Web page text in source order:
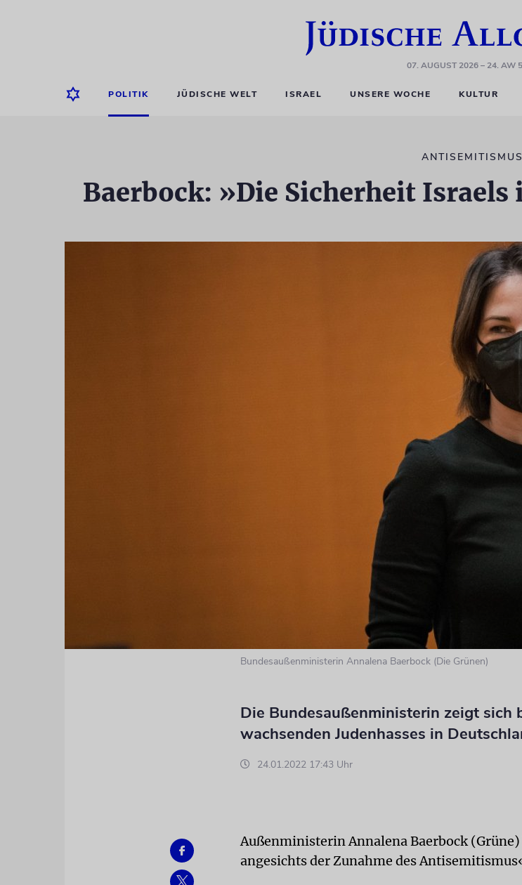
07. AUGUST 2026– 24. AW
POLITIK JÜDISCHE WELT ISRAEL UNSERE WOCHE KULTUR
ANTISEMITISMUS
Baerbock: »Die Sicherheit
Bundesaußenministerin Annalena Baerbock (Die Grünen)
Die Bundesaußenministerin zeigt sich
wachsenden Judenhasses in
24.01.2022 17:43 Uhr
Außenministerin Annalena Baerbock
angesichts der Zunahme des